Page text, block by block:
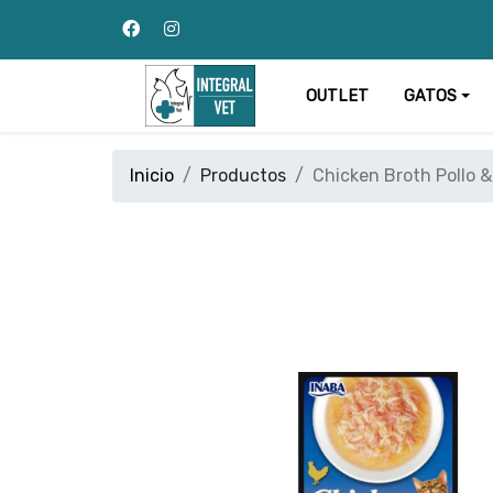
OUTLET GATOS
Inicio Productos Chicken Broth Pollo